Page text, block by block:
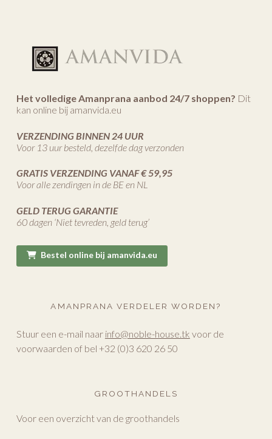
Het volledige Amanprana aanbod 24/7 shoppen? Dit
kan online bij amanvida.eu
VERZENDING BINNEN 24 UUR
Voor 13 uur besteld, dezelfde dag verzonden
GRATIS VERZENDING VANAF € 59,95
Voor alle zendingen in de BE en NL
GELD TERUG GARANTIE
60 dagen ‘Niet tevreden, geld terug’
Bestel online bij amanvida.eu
AMANPRANA VERDELER WORDEN?
Stuur een e-mail naar info@noble-house.tk voor de
voorwaarden of bel +32 (0)3 620 26 50
GROOTHANDELS
Voor een overzicht van de groothandels